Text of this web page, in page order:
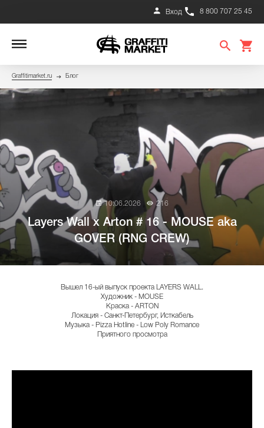
8 800 707 25 45
Вход
Graffitimarket.ru Блог
10.06.2026 216
Layers Wall x Arton # 16 - MOUSE aka
GOVER (RNG CREW)
Вышел 16-ый выпуск проекта LAYERS WALL.
Художник - MOUSE
Краска - ARTON
Локация - Санкт-Петербург, Исткабель
Музыка - Pizza Hotline - Low Poly Romance
Приятного просмотра